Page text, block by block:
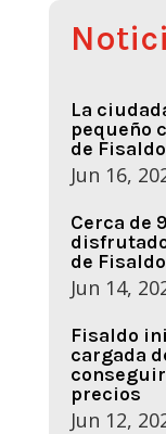
La
pequeño
de Fisaldo
Jun 16,
Cerca de
de Fisaldo
Jun 14,
Fisaldo
cargada
precios
Jun 12,